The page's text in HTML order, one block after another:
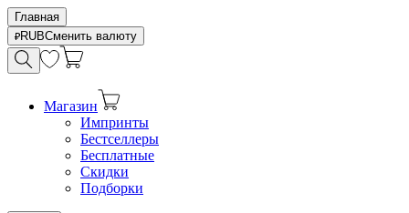
Главная
RUBСменить валюту
Магазин
Импринты
Бестселлеры
Бесплатные
Скидки
Подборки